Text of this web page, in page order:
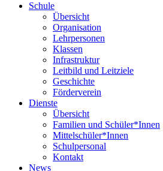
Schule
Übersicht
Organisation
Lehrpersonen
Klassen
Infrastruktur
Leitbild und Leitziele
Geschichte
Förderverein
Dienste
Übersicht
Familien und Schüler*Innen
Mittelschüler*Innen
Schulpersonal
Kontakt
News